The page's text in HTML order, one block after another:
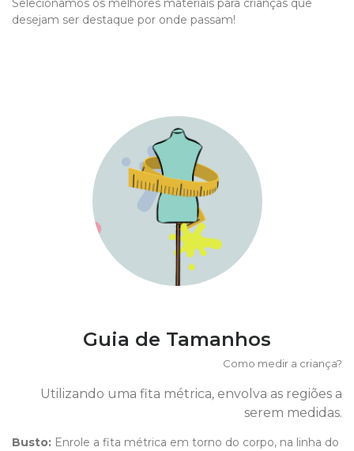
Selecionamos os melhores materiais para crianças que
desejam ser destaque por onde passam!
Guia de Tamanhos
Como medir a criança?
Utilizando uma fita métrica, envolva as regiões a
serem medidas.
Busto: Enrole a fita métrica em torno do corpo, na linha do